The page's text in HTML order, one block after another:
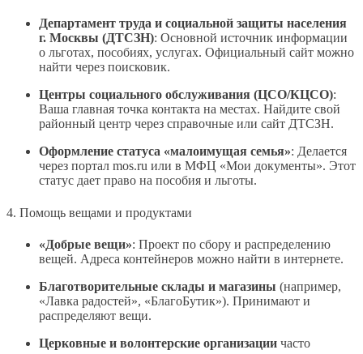
Департамент труда и социальной защиты населения
г. Москвы (ДТСЗН): Основной источник информации
о льготах, пособиях, услугах. Официальный сайт можно
найти через поисковик.
Центры социального обслуживания (ЦСО/КЦСО):
Ваша главная точка контакта на местах. Найдите свой
районный центр через справочные или сайт ДТСЗН.
Оформление статуса «малоимущая семья»: Делается
через портал mos.ru или в МФЦ «Мои документы». Этот
статус дает право на пособия и льготы.
4. Помощь вещами и продуктами
«Добрые вещи»: Проект по сбору и распределению
вещей. Адреса контейнеров можно найти в интернете.
Благотворительные склады и магазины (например,
«Лавка радостей», «БлагоБутик»). Принимают и
распределяют вещи.
Церковные и волонтерские организации часто